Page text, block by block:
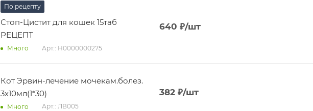
По рецепту
Стоп-Цистит для кошек 15таб
РЕЦЕПТ
Много Арт.: Н0000000275
640 ₽/шт
Кот Эрвин-лечение мочекам.болез.
3х10мл(1*30)
Много Арт.: ЛВ005
382₽/шт